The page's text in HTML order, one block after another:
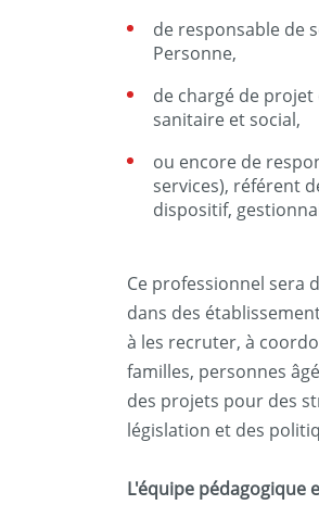
de responsable de
Personne,
de chargé de
sanitaire et social,
ou encore de
services), référent
dispositif,
Ce professionnel sera
dans des
à les recruter, à
familles, personnes
des projets pour des
législation et des
L'équipe pédagogique